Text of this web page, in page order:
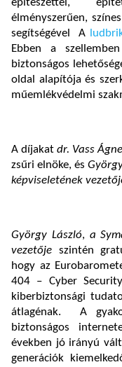
építészettel,
élményszerűen,
segítségével A
Ebben a
biztonságos
oldal alapítója és
műemlékvédelmi
A díjakat dr. Vass
zsűri elnöke, és
képviseletének
György László, a
vezetője szintén
hogy az
404 – Cyber
kiberbiztonsági
átlagénak. A
biztonságos
években jó irányú
generációk